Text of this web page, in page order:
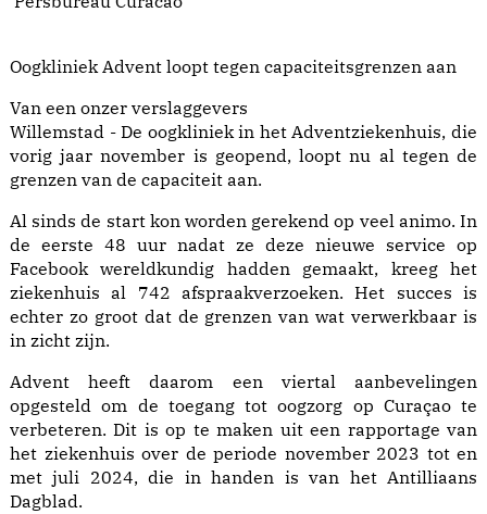
Oogkliniek Advent loopt tegen capaciteitsgrenzen aan
Van een onzer verslaggevers
Willemstad - De oogkliniek in het Adventziekenhuis, die
vorig jaar november is geopend, loopt nu al tegen de
grenzen van de capaciteit aan.
Al sinds de start kon worden gerekend op veel animo. In
de eerste 48 uur nadat ze deze nieuwe service op
Facebook wereldkundig hadden gemaakt, kreeg het
ziekenhuis al 742 afspraakverzoeken. Het succes is
echter zo groot dat de grenzen van wat verwerkbaar is
in zicht zijn.
Advent heeft daarom een viertal aanbevelingen
opgesteld om de toegang tot oogzorg op Curaçao te
verbeteren. Dit is op te maken uit een rapportage van
het ziekenhuis over de periode november 2023 tot en
met juli 2024, die in handen is van het Antilliaans
Dagblad.